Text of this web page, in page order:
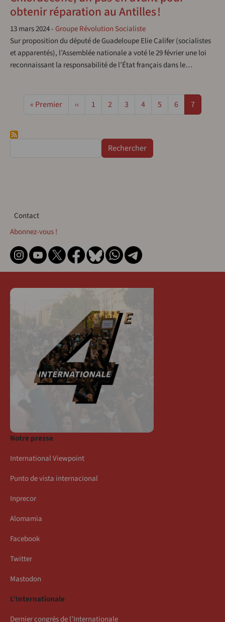
obtenir réparation au Antilles !
13 mars 2024- Groupe Révolution Socialiste
Sur proposition du député de Guadeloupe Elie Califer (socialistes
et apparentés), l’Assemblée nationale a voté le 29 février une loi
reconnaissant la responsabilité de l’État français dans le…
Première page
« Premier Page précédente
‹‹ Page
1 Page
2 Page
3 Page
4 Page
5 Page
6 Page
7
Contact
Contact
Abonnez-vous !
Notre presse
International Viewpoint
Punto de vista internacional
Inprecor
Alomamia
Facebook
Twitter
Mastodon
L’Internationale
Dernier congrès de l’Internationale